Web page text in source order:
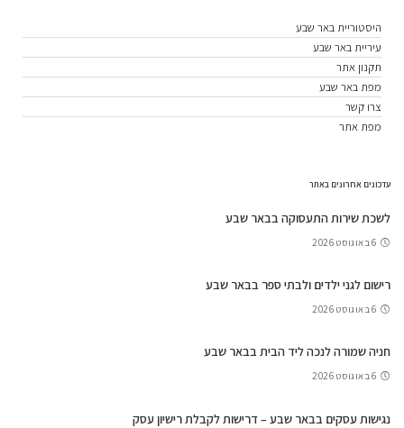
היסטוריית באר שבע
עיריית באר שבע
תקנון אתר
מפת באר שבע
צרו קשר
מפת אתר
עדכונים אחרונים באתר
לשכת שירות התעסוקה בבאר שבע
6 באוגוסט 2026
רישום לגני ילדים ולבתי ספר בבאר שבע
6 באוגוסט 2026
חניה שמורה לנכה ליד הבית בבאר שבע
6 באוגוסט 2026
נגישות עסקים בבאר שבע – דרישות לקבלת רישיון עסק